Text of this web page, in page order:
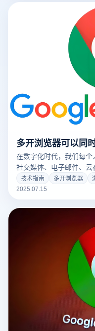
多开浏览器可以同
在数字化时代，我们每
社交媒体、电子邮件、
可能需要管理多个不同
庭账号等。这就带来了一
而不必反复登录和注销
技术指南 多开浏览器
2025.07.15